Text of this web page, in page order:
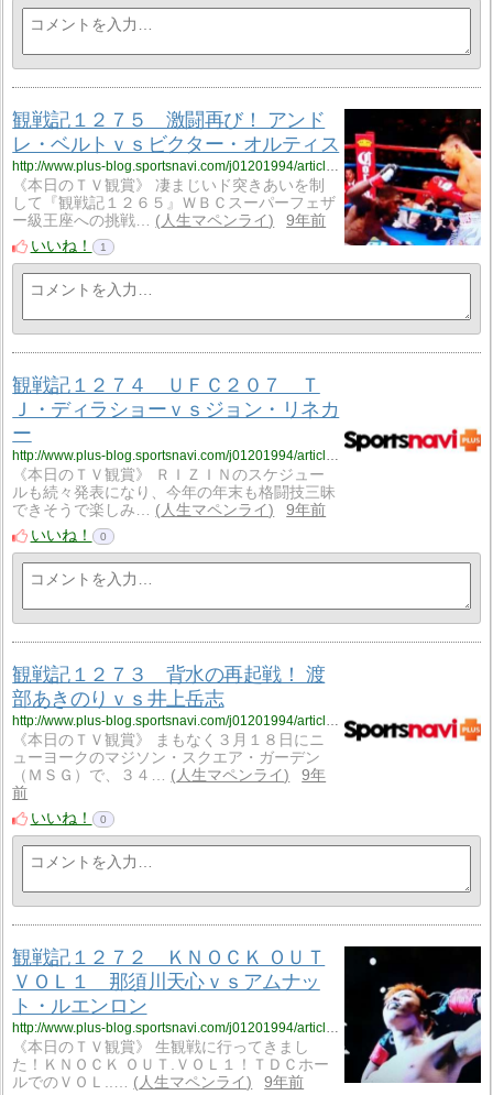
観戦記１２７５ 激闘再び！ アンド
レ・ベルトｖｓビクター・オルティス
http://www.plus-blog.sportsnavi.com/j01201994/article/1283
《本日のＴＶ観賞》 凄まじいド突きあいを制
して『観戦記１２６５』ＷＢＣスーパーフェザ
ー級王座への挑戦…
人生マペンライ
9年前
いいね！
1
観戦記１２７４ ＵＦＣ２０７ Ｔ
Ｊ・ディラショーｖｓジョン・リネカ
ー
http://www.plus-blog.sportsnavi.com/j01201994/article/1282
《本日のＴＶ観賞》 ＲＩＺＩＮのスケジュー
ルも続々発表になり、今年の年末も格闘技三昧
できそうで楽しみ…
人生マペンライ
9年前
いいね！
0
観戦記１２７３ 背水の再起戦！ 渡
部あきのりｖｓ井上岳志
http://www.plus-blog.sportsnavi.com/j01201994/article/1281
《本日のＴＶ観賞》 まもなく３月１８日にニ
ューヨークのマジソン・スクエア・ガーデン
（ＭＳＧ）で、３４…
人生マペンライ
9年
前
いいね！
0
観戦記１２７２ ＫＮＯＣＫ ＯＵＴ
ＶＯＬ１ 那須川天心ｖｓアムナッ
ト・ルエンロン
http://www.plus-blog.sportsnavi.com/j01201994/article/1280
《本日のＴＶ観賞》 生観戦に行ってきまし
た！ＫＮＯＣＫ ＯＵＴ.ＶＯＬ１！ＴＤＣホー
ルでのＶＯＬ..…
人生マペンライ
9年前